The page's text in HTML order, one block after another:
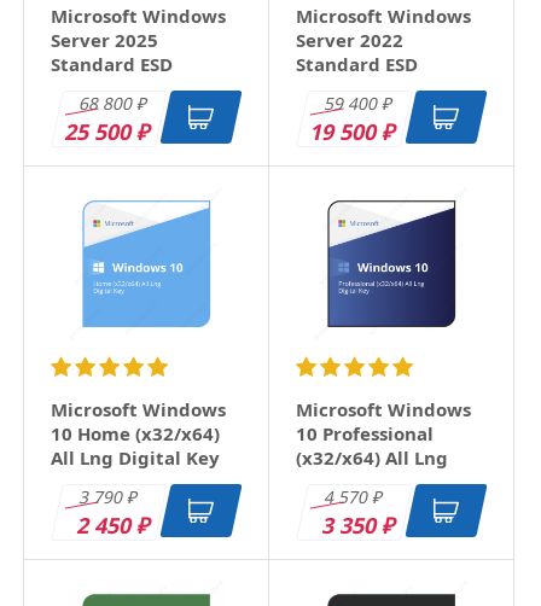
компьютерного класса. Программой очень просто
пользоваться, что является большим плюсом
Microsoft Windows
Server 2025
Standard ESD
68 800₽
25 500₽
Microsoft Windows
Server 2022
Standard ESD
59 400₽
19 500₽
Microsoft Windows
10 Home (x32/x64)
All Lng Digital Key
3 790₽
2 450₽
Microsoft Windows
10 Professional
(x32/x64) All Lng
4 570₽
3 350₽